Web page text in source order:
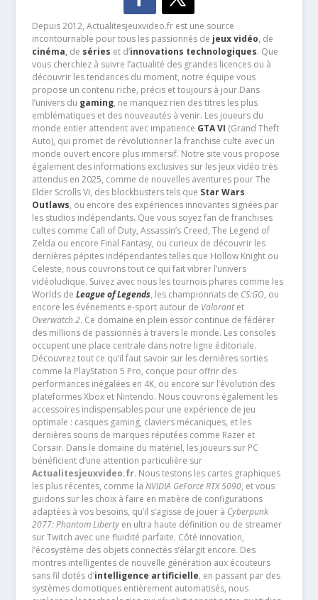
Depuis 2012, Actualitesjeuxvideo.fr est une source
incontournable pour tous les passionnés de jeux vidéo, de
cinéma,de séries et d’innovations technologiques. Que
vous cherchiez à suivre l’actualité des grandes licences ou à
découvrir les tendances du moment, notre équipe vous
propose un contenu riche, précis et toujours à jour.Dans
l’univers du gaming, ne manquez rien des titres les plus
emblématiques et des nouveautés à venir. Les joueurs du
monde entier attendent avec impatience GTA VI (Grand Theft
Auto), qui promet de révolutionner la franchise culte avec un
monde ouvert encore plus immersif. Notre site vous propose
également des informations exclusives sur les jeux vidéo très
attendus en 2025, comme de nouvelles aventures pour The
Elder Scrolls VI, des blockbusters tels que Star Wars
Outlaws, ou encore des expériences innovantes signées par
les studios indépendants. Que vous soyez fan de franchises
cultes comme Call of Duty, Assassin’s Creed, The Legend of
Zelda ou encore Final Fantasy, ou curieux de découvrir les
dernières pépites indépendantes telles que Hollow Knight ou
Celeste, nous couvrons tout ce qui fait vibrer l’univers
vidéoludique. Suivez avec nous les tournois phares comme les
Worlds de League of Legends, les championnats de CS:GO, ou
encore les événements e-sport autour de Valorantet
Overwatch 2. Ce domaine en plein essor continue de fédérer
des millions de passionnés à travers le monde. Les consoles
occupent une place centrale dans notre ligne éditoriale.
Découvrez tout ce qu’il faut savoir sur les dernières sorties
comme la PlayStation 5 Pro, conçue pour offrir des
performances inégalées en 4K, ou encore sur l’évolution des
plateformes Xbox et Nintendo. Nous couvrons également les
accessoires indispensables pour une expérience de jeu
optimale : casques gaming, claviers mécaniques, et les
dernières souris de marques réputées comme Razer et
Corsair. Dans le domaine du matériel, les joueurs sur PC
bénéficient d’une attention particulière sur
Actualitesjeuxvideo.fr. Nous testons les cartes graphiques
les plus récentes, comme la NVIDIA GeForce RTX 5090, et vous
guidons sur les choix à faire en matière de configurations
adaptées à vos besoins, qu’il s’agisse de jouer à Cyberpunk
2077: Phantom Libertyen ultra haute définition ou de streamer
sur Twitch avec une fluidité parfaite. Côté innovation,
l’écosystème des objets connectés s’élargit encore. Des
montres intelligentes de nouvelle génération aux écouteurs
sans fil dotés d’intelligence artificielle, en passant par des
systèmes domotiques entièrement automatisés, nous